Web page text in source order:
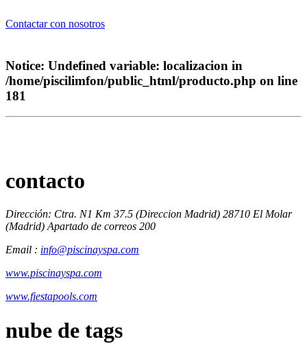
Contactar con nosotros
Notice: Undefined variable: localizacion in
/home/piscilimfon/public_html/producto.php on line
181
contacto
Dirección: Ctra. N1 Km 37.5 (Direccion Madrid) 28710 El Molar
(Madrid) Apartado de correos 200
Email : info@piscinayspa.com
www.piscinayspa.com
www.fiestapools.com
nube de tags